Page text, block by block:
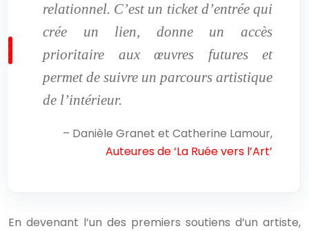
relationnel. C’est un ticket d’entrée qui
crée un lien, donne un accès
prioritaire aux œuvres futures et
permet de suivre un parcours artistique
de l’intérieur.
– Danièle Granet et Catherine Lamour,
Auteures de ‘La Ruée vers l’Art’
En devenant l’un des premiers soutiens d’un artiste,